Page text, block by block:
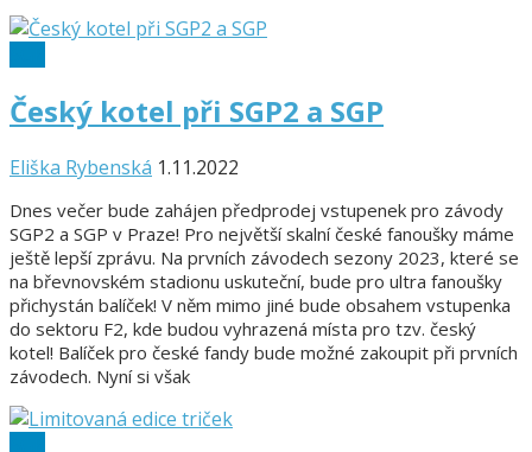
Český kotel při SGP2 a SGP
Eliška Rybenská 1.11.2022
Dnes večer bude zahájen předprodej vstupenek pro závody
SGP2 a SGP v Praze! Pro největší skalní české fanoušky máme
ještě lepší zprávu. Na prvních závodech sezony 2023, které se
na břevnovském stadionu uskuteční, bude pro ultra fanoušky
přichystán balíček! V něm mimo jiné bude obsahem vstupenka
do sektoru F2, kde budou vyhrazená místa pro tzv. český
kotel! Balíček pro české fandy bude možné zakoupit při prvních
závodech. Nyní si však